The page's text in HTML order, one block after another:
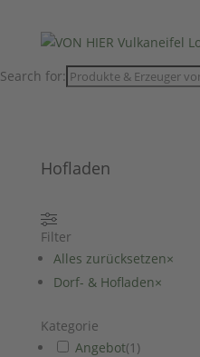
Search for:
Hofladen
Filter
Alles zurücksetzen×
Dorf- & Hofladen×
Kategorie
Angebot(1 )